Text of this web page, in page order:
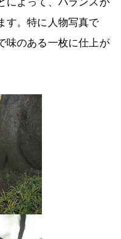
す。特に人物写真で
味のある一枚に仕上が